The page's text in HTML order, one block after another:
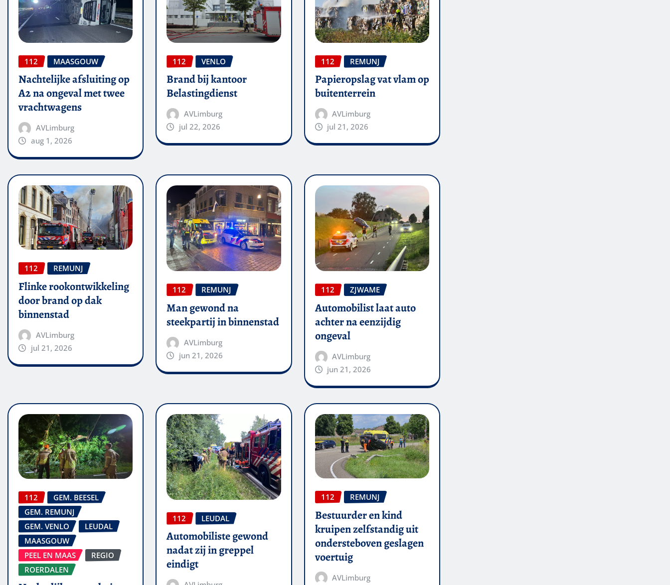
112 MAASGOUW
Nachtelijke afsluiting op
A2 na ongeval met twee
vrachtwagens
AVLimburg
aug 1, 2026
112 VENLO
Brand bij kantoor
Belastingdienst
AVLimburg
jul 22, 2026
112 REMUNJ
Papieropslag vat vlam op
buitenterrein
AVLimburg
jul 21, 2026
112 REMUNJ
Flinke rookontwikkeling
door brand op dak
binnenstad
AVLimburg
jul 21, 2026
112 REMUNJ
Man gewond na
steekpartij in binnenstad
AVLimburg
jun 21, 2026
112 ZJWAME
Automobilist laat auto
achter na eenzijdig
ongeval
AVLimburg
jun 21, 2026
112
GEM. BEESEL
GEM. REMUNJ
GEM. VENLO
LEUDAL
MAASGOUW
PEEL EN MAAS
REGIO
ROERDALEN
112 LEUDAL
Automobiliste gewond
nadat zij in greppel
eindigt
112 REMUNJ
Bestuurder en kind
kruipen zelfstandig uit
ondersteboven geslagen
voertuig
AVLimburg